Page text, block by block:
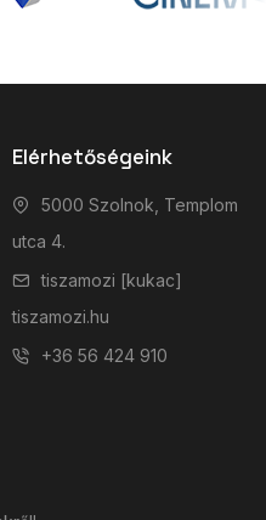
Elérhetőségeink
5000 Szolnok, Templom
utca 4.
tiszamozi [kukac]
tiszamozi.hu
+36 56 424 910